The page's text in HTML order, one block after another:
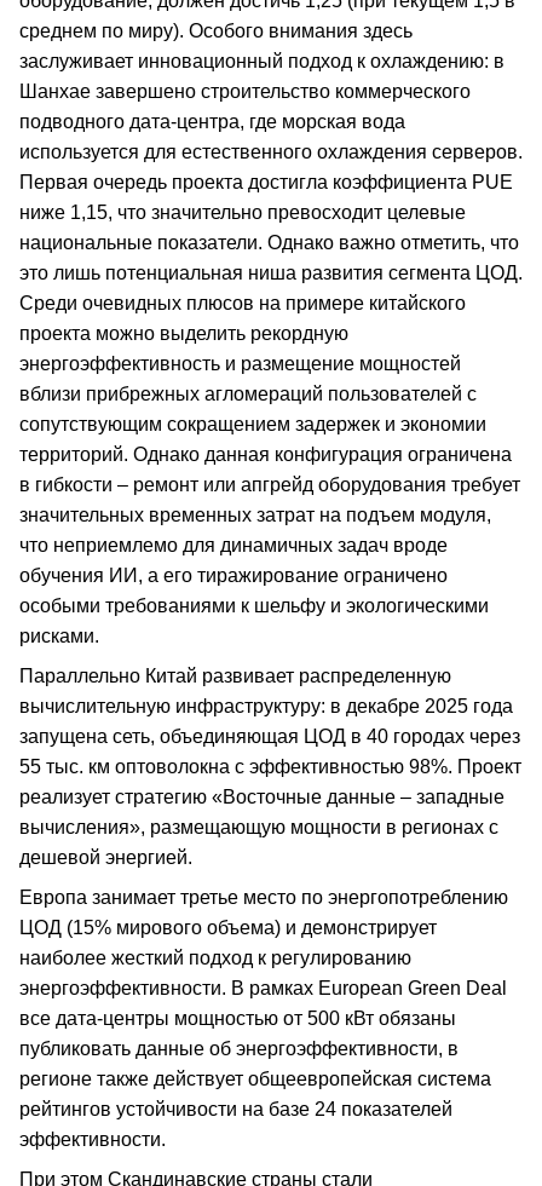
среднем по миру). Особого внимания здесь
заслуживает инновационный подход к охлаждению: в
Шанхае завершено строительство коммерческого
подводного дата-центра, где морская вода
используется для естественного охлаждения серверов.
Первая очередь проекта достигла коэффициента PUE
ниже 1,15, что значительно превосходит целевые
национальные показатели. Однако важно отметить, что
это лишь потенциальная ниша развития сегмента ЦОД.
Среди очевидных плюсов на примере китайского
проекта можно выделить рекордную
энергоэффективность и размещение мощностей
вблизи прибрежных агломераций пользователей с
сопутствующим сокращением задержек и экономии
территорий. Однако данная конфигурация ограничена
в гибкости – ремонт или апгрейд оборудования требует
значительных временных затрат на подъем модуля,
что неприемлемо для динамичных задач вроде
обучения ИИ, а его тиражирование ограничено
особыми требованиями к шельфу и экологическими
рисками.
Параллельно Китай развивает распределенную
вычислительную инфраструктуру: в декабре 2025 года
запущена сеть, объединяющая ЦОД в 40 городах через
55 тыс. км оптоволокна с эффективностью 98%. Проект
реализует стратегию «Восточные данные – западные
вычисления», размещающую мощности в регионах с
дешевой энергией.
Европа занимает третье место по энергопотреблению
ЦОД (15% мирового объема) и демонстрирует
наиболее жесткий подход к регулированию
энергоэффективности. В рамках European Green Deal
все дата-центры мощностью от 500 кВт обязаны
публиковать данные об энергоэффективности, в
регионе также действует общеевропейская система
рейтингов устойчивости на базе 24 показателей
эффективности.
При этом Скандинавские страны стали